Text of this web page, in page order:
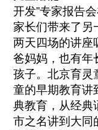
开发”专家报告
家长们带来了另
两天四场的讲座
爸妈妈，也有年
孩子。北京育灵
童的早期教育讲
典教育，从经典
市之名讲到大同